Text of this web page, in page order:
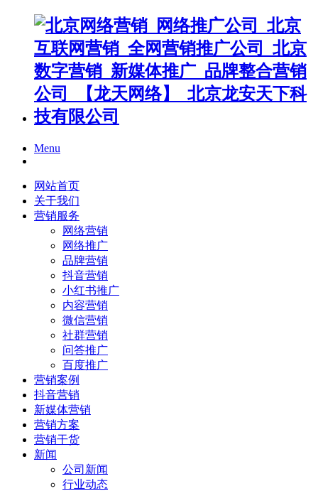
Menu
网站首页
关于我们
营销服务
网络营销
网络推广
品牌营销
抖音营销
小红书推广
内容营销
微信营销
社群营销
问答推广
百度推广
营销案例
抖音营销
新媒体营销
营销方案
营销干货
新闻
公司新闻
行业动态